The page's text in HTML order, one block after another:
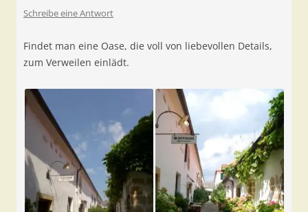
Schreibe eine Antwort
Findet man eine Oase, die voll von liebevollen Details,
zum Verweilen einlädt.